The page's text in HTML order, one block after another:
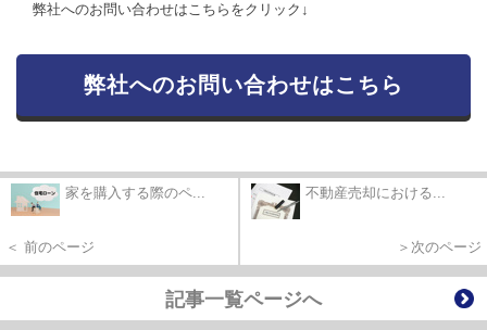
弊社へのお問い合わせはこちらをクリック↓
弊社へのお問い合わせはこちら
家を購入する際のペ...
＜ 前のページ
不動産売却における...
＞次のページ
記事一覧ページへ